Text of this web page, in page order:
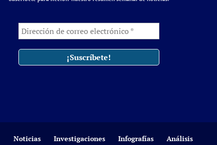
Noticias Investigaciones Infografías Análisis